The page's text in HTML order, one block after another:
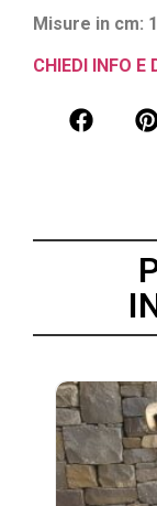
Misure in cm:
CHIEDI INFO E